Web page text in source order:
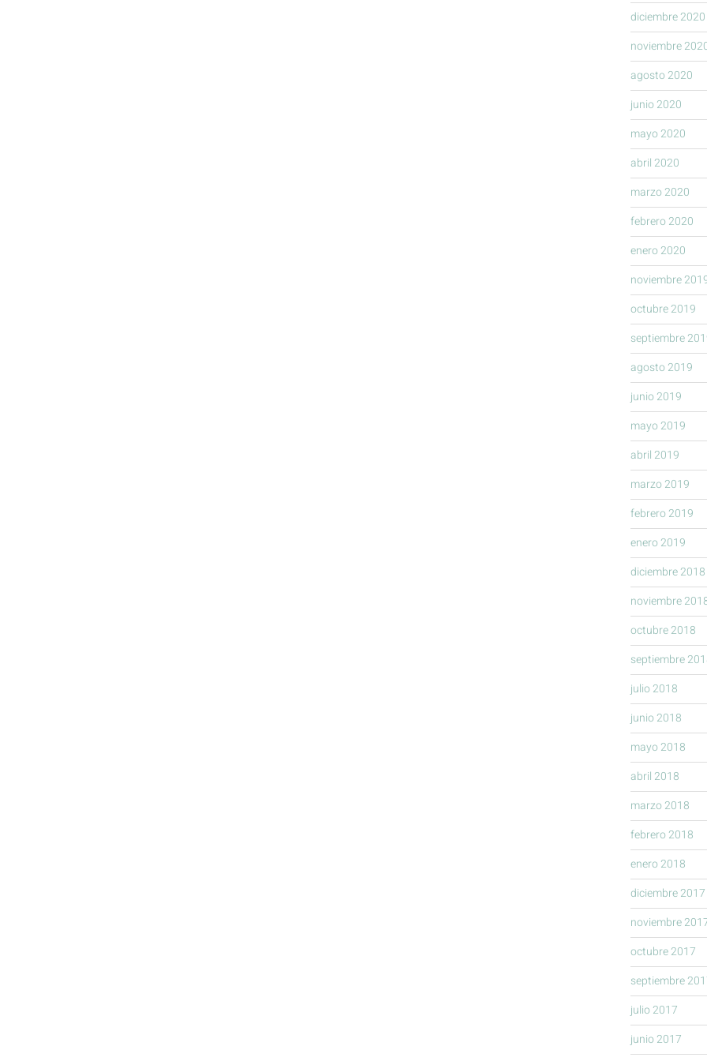
diciembre 2020
noviembre
agosto 2020
junio 2020
mayo 2020
abril 2020
marzo 2020
febrero 2020
enero 2020
noviembre
octubre 2019
septiembre
agosto 2019
junio 2019
mayo 2019
abril 2019
marzo 2019
febrero 2019
enero 2019
diciembre 2018
noviembre
octubre 2018
septiembre
julio 2018
junio 2018
mayo 2018
abril 2018
marzo 2018
febrero 2018
enero 2018
diciembre 2017
noviembre
octubre 2017
septiembre
julio 2017
junio 2017